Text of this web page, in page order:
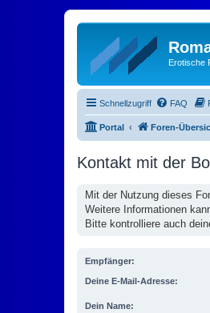
Erotische
Schnellzugriff FAQ
Portal Foren-
Kontakt mit der
Mit der Nutzung dieses
Weitere Informationen
Bitte kontrolliere auch
Empfänger:
Deine E-Mail-Adresse:
Dein Name: